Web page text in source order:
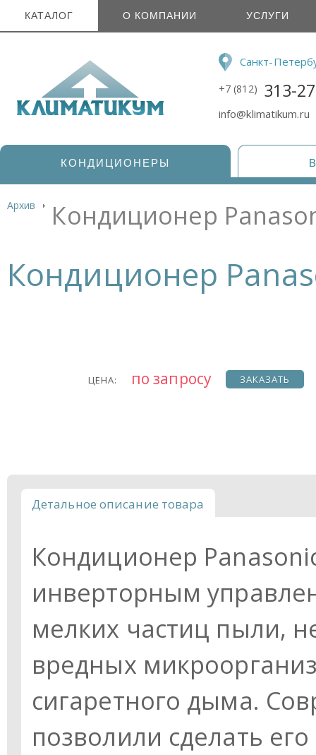
КАТАЛОГ О КОМПАНИИ УСЛУГИ
Санкт-
+7 (812) 313-
info@klimatikum.ru
КОНДИЦИОНЕРЫ
Архив Кондиционер
Кондиционер
ЦЕНА: по запросу ЗАКАЗАТЬ
Детальное описание товара
Кондиционер Panasonic
инверторным
мелких частиц пыли,
вредных
сигаретного дыма.
позволили сделать